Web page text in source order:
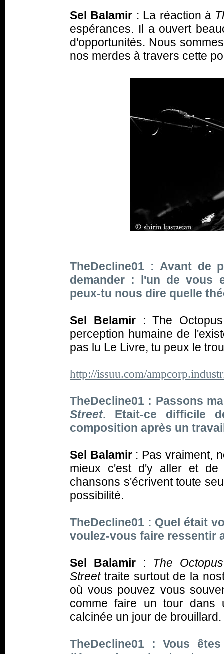
Sel Balamir : La réaction à
espérances. Il a ouvert
d'opportunités. Nous
nos merdes à travers cette
TheDecline01 : Avant de
demander : l'un de vous
peux-tu nous dire quelle
Sel Belamir:The
perception humaine de
pas lu Le Livre, tu peux le
http://issuu.com/
TheDecline01 : Passons
Street. Etait-ce difficile
composition après un
Sel Balamir: Pas vraiment,
mieux c'est d'y aller et
chansons s'écrivent toute
possibilité.
TheDecline01 : Quel était
voulez-vous faire ressentir
Sel Balamir : The Octopus
Streettraite surtout de la
où vous pouvez vous
comme faire un tour
calcinée un jour de brouillard.
TheDecline01 : Vous